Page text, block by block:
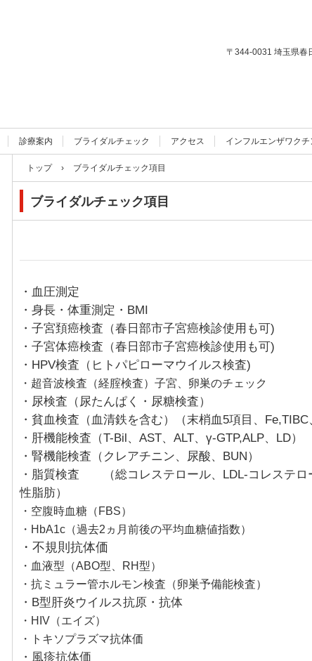
〒344-0031 埼玉県
診療案内 ブライダルチェック アクセス インフルエンザワク
トップ › ブライダルチェック項目
ブライダルチェック項目
・血圧測定
・身長・体重測定・BMI
・子宮頚癌検査（春日部市子宮癌検診使用も可)
・子宮体癌検査（春日部市子宮癌検診使用も可)
・HPV検査（ヒトパピローマウイルス検査)
・超音波検査（経腟検査）子宮、卵巣のチェック
・尿検査（尿たんぱく・尿糖検査）
・貧血検査（血清鉄を含む）（末梢血5項目、Fe,TIBC
・肝機能検査（T-Bil、AST、ALT、γ-GTP,ALP、LD）
・腎機能検査（クレアチニン、尿酸、BUN）
・脂質検査 （総コレステロール、LDL-コレステロ
性脂肪）
・空腹時血糖（FBS）
・HbA1c（過去2ヵ月前後の平均血糖値指数）
・不規則抗体価
・血液型（ABO型、RH型）
・抗ミュラー管ホルモン検査（卵巣予備能検査）
・B型肝炎ウイルス抗原・抗体
・HIV（エイズ）
・トキソプラズマ抗体価
・風疹抗体価